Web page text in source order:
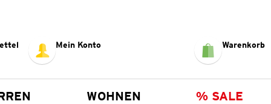
Mein Konto Warenkorb
WOHNEN % SALE